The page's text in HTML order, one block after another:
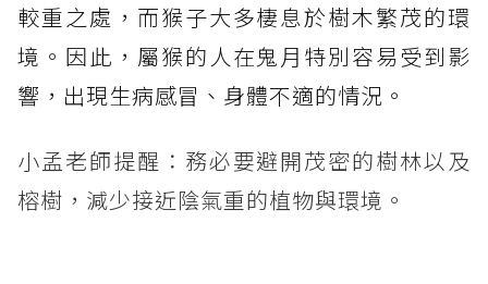
較重之處，而猴子大多棲息於樹木繁茂的環
境。因此，屬猴的人在鬼月特別容易受到影
響，出現生病感冒、身體不適的情況。
小孟老師提醒：務必要避開茂密的樹林以及
榕樹，減少接近陰氣重的植物與環境。